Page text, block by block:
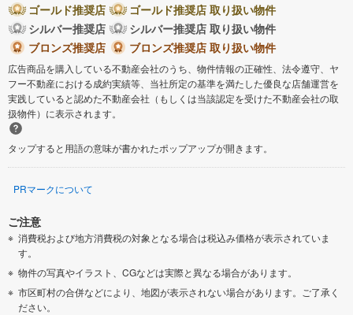
ゴールド推奨店
ゴールド推奨店 取り扱い物件
シルバー推奨店
シルバー推奨店 取り扱い物件
ブロンズ推奨店
ブロンズ推奨店 取り扱い物件
広告商品を購入している不動産会社のうち、物件情報の正確性、法令遵守、ヤ
フー不動産における成約実績等、当社所定の基準を満たした優良な店舗運営を
実践していると認めた不動産会社（もしくは当該認定を受けた不動産会社の取
扱物件）に表示されます。
タップすると用語の意味が書かれたポップアップが開きます。
PRマークについて
ご注意
消費税および地方消費税の対象となる場合は税込み価格が表示されていま
す。
物件の写真やイラスト、CGなどは実際と異なる場合があります。
市区町村の合併などにより、地図が表示されない場合があります。ご了承く
ださい。